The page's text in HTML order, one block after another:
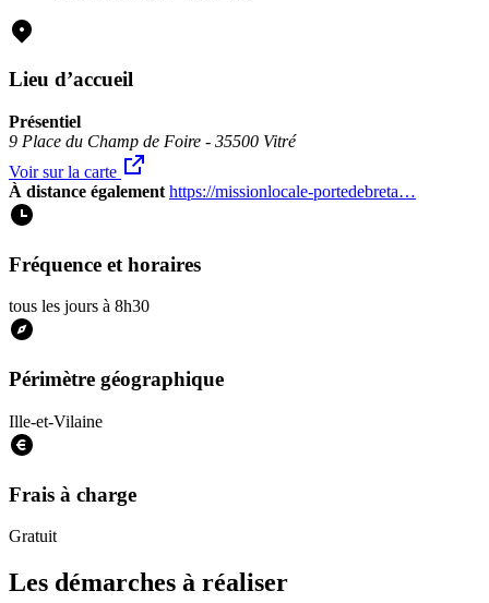
Lieu d’accueil
Présentiel
9 Place du Champ de Foire - 35500 Vitré
Voir sur la carte
À distance également https://missionlocale-portedebreta…
Fréquence et horaires
tous les jours à 8h30
Périmètre géographique
Ille-et-Vilaine
Frais à charge
Gratuit
Les démarches à réaliser